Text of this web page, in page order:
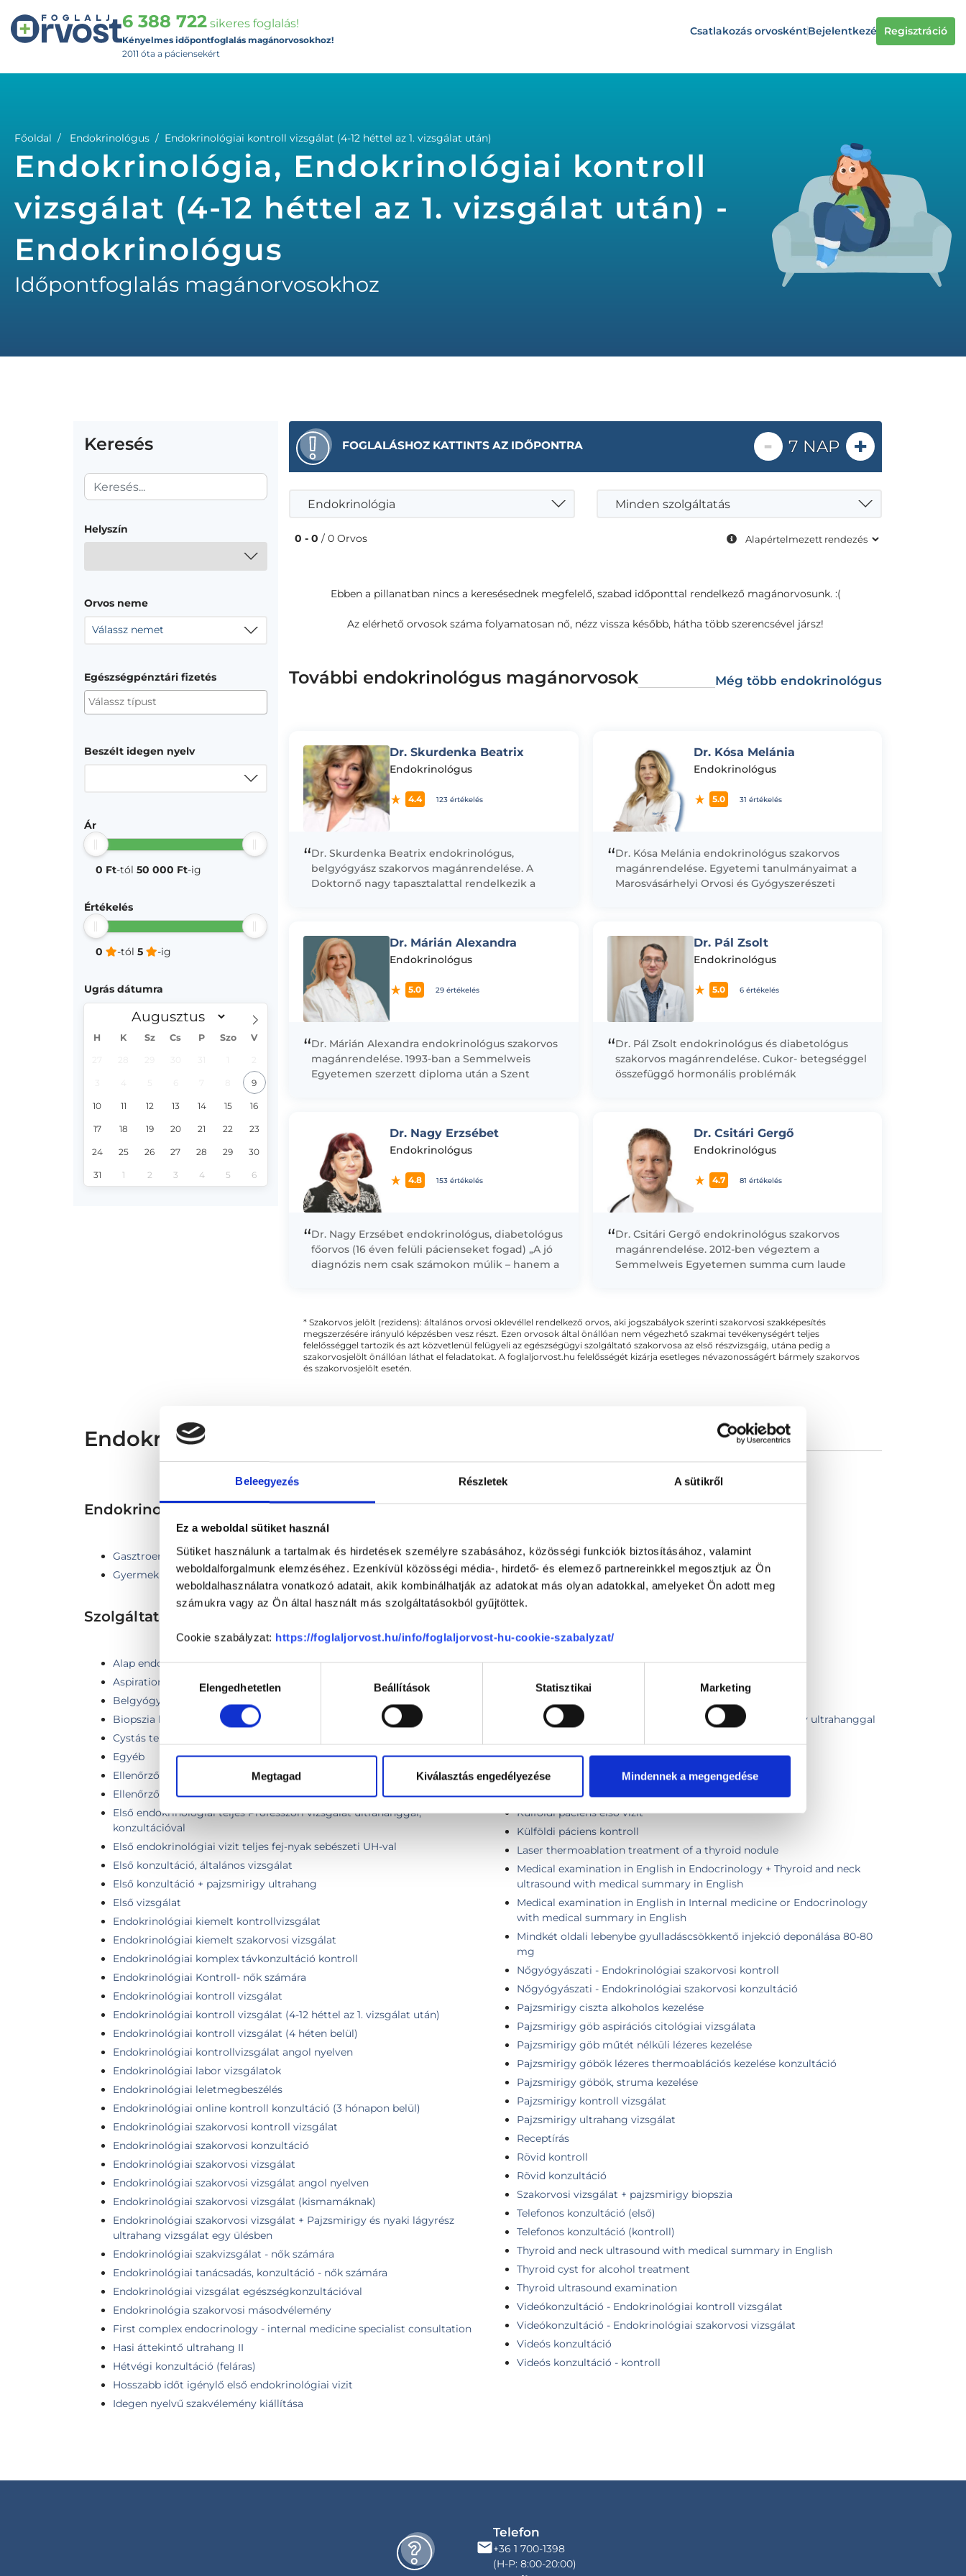
Beleegyezés Részletek A sütikről
Ez a weboldal sütiket használ
Sütiket használunk a tartalmak és hirdetések személyre szabásához, közösségi funkciók biztosításához, valamint
weboldalforgalmunk elemzéséhez. Ezenkívül közösségi média-, hirdető- és elemező partnereinkkel megosztjuk az Ön
weboldalhasználatra vonatkozó adatait, akik kombinálhatják az adatokat más olyan adatokkal, amelyeket Ön adott meg
számukra vagy az Ön által használt más szolgáltatásokból gyűjtöttek.
Cookie szabályzat: https://foglaljorvost.hu/info/foglaljorvost-hu-cookie-szabalyzat/
Hozzájárulás
kiválasztásaElengedhetetlen Beállítások Statisztikai Marketing
Megtagad Kiválasztás engedélyezése Mindennek a megengedése
6 388 722 sikeres foglalás!
Kényelmes időpontfoglalás magánorvosokhoz!
2011 óta a páciensekért
Csatlakozás orvoskéntBejelentkezés Regisztráció
Főoldal Endokrinológus Endokrinológiai kontroll vizsgálat (4-12 héttel az 1. vizsgálat után)
Endokrinológia, Endokrinológiai kontroll
vizsgálat (4-12 héttel az 1. vizsgálat után) -
Endokrinológus
Időpontfoglalás magánorvosokhoz
Keresés
Helyszín
Orvos neme
Válassz nemet
Egészségpénztári fizetés
Beszélt idegen nyelv
Ár
0 Ft-tól 50 000 Ft-ig
Értékelés
0 -tól 5 -ig
Ugrás dátumra
H K Sz Cs P Szo V
9
10 11 12 13 14 15 16
17 18 19 20 21 22 23
24 25 26 27 28 29 30
31 1 2 3 4 5 6
FOGLALÁSHOZ KATTINTS AZ IDŐPONTRA - 7 NAP +
Endokrinológia Minden szolgáltatás
0 - 0 / 0 Orvos
Ebben a pillanatban nincs a keresésednek megfelelő, szabad időponttal rendelkező magánorvosunk. :(
Az elérhető orvosok száma folyamatosan nő, nézz vissza később, hátha több szerencsével jársz!
További endokrinológus magánorvosok Még több endokrinológus
Dr. Skurdenka Beatrix
Endokrinológus
4.4 123 értékelés
“Dr. Skurdenka Beatrix endokrinológus,
belgyógyász szakorvos magánrendelése. A
Doktornő nagy tapasztalattal rendelkezik a
Dr. Kósa Melánia
Endokrinológus
5.0 31 értékelés
“Dr. Kósa Melánia endokrinológus szakorvos
magánrendelése. Egyetemi tanulmányaimat a
Marosvásárhelyi Orvosi és Gyógyszerészeti
Dr. Márián Alexandra
Endokrinológus
5.0 29 értékelés
“Dr. Márián Alexandra endokrinológus szakorvos
magánrendelése. 1993-ban a Semmelweis
Egyetemen szerzett diploma után a Szent
Dr. Pál Zsolt
Endokrinológus
5.0 6 értékelés
“Dr. Pál Zsolt endokrinológus és diabetológus
szakorvos magánrendelése. Cukor- betegséggel
összefüggő hormonális problémák
Dr. Nagy Erzsébet
Endokrinológus
4.8 153 értékelés
“Dr. Nagy Erzsébet endokrinológus, diabetológus
főorvos (16 éven felüli pácienseket fogad) „A jó
diagnózis nem csak számokon múlik – hanem a
Dr. Csitári Gergő
Endokrinológus
4.7 81 értékelés
“Dr. Csitári Gergő endokrinológus szakorvos
magánrendelése. 2012-ben végeztem a
Semmelweis Egyetemen summa cum laude
* Szakorvos jelölt (rezidens): általános orvosi oklevéllel rendelkező orvos, aki jogszabályok szerinti szakorvosi szakképesítés
megszerzésére irányuló képzésben vesz részt. Ezen orvosok által önállóan nem végezhető szakmai tevékenységért teljes
felelősséggel tartozik és azt közvetlenül felügyeli az egészségügyi szolgáltató szakorvosa az első részvizsgáig, utána pedig a
szakorvosjelölt önállóan láthat el feladatokat. A foglaljorvost.hu felelősségét kizárja esetleges névazonosságért bármely szakorvos
és szakorvosjelölt esetén.
Endokrinológus - Endokrinológia
Endokrinológia TERÜLETHEZ KAPCSOLÓDÓ SZAKTERÜLETEK
Gasztroenterológia
Gyermek endokrinológia
Nőgyógyászat
Szolgáltatások
Alap endokrinológiai labor
Aspiration cytology (fine needle biopsy) - thyroid nodule
Belgyógyászati kontroll vizsgálat (4 héten belül)
Biopszia kenet számtől független
Cystás területek leszívása összeragasztása szövetragsztóval
Egyéb
Ellenőrző vizsgálat
Ellenőrző vizsgálat + pajzsmirigy ultrahang
Első endokrinológiai teljes Professzori vizsgálat ultrahanggal,
konzultációval
Első endokrinológiai vizit teljes fej-nyak sebészeti UH-val
Első konzultáció, általános vizsgálat
Első konzultáció + pajzsmirigy ultrahang
Első vizsgálat
Endokrinológiai kiemelt kontrollvizsgálat
Endokrinológiai kiemelt szakorvosi vizsgálat
Endokrinológiai komplex távkonzultáció kontroll
Endokrinológiai Kontroll- nők számára
Endokrinológiai kontroll vizsgálat
Endokrinológiai kontroll vizsgálat (4-12 héttel az 1. vizsgálat után)
Endokrinológiai kontroll vizsgálat (4 héten belül)
Endokrinológiai kontrollvizsgálat angol nyelven
Endokrinológiai labor vizsgálatok
Endokrinológiai leletmegbeszélés
Endokrinológiai online kontroll konzultáció (3 hónapon belül)
Endokrinológiai szakorvosi kontroll vizsgálat
Endokrinológiai szakorvosi konzultáció
Endokrinológiai szakorvosi vizsgálat
Endokrinológiai szakorvosi vizsgálat angol nyelven
Endokrinológiai szakorvosi vizsgálat (kismamáknak)
Endokrinológiai szakorvosi vizsgálat + Pajzsmirigy és nyaki lágyrész
ultrahang vizsgálat egy ülésben
Endokrinológiai szakvizsgálat - nők számára
Endokrinológiai tanácsadás, konzultáció - nők számára
Endokrinológiai vizsgálat egészségkonzultációval
Endokrinológia szakorvosi másodvélemény
First complex endocrinology - internal medicine specialist consultation
Hasi áttekintő ultrahang II
Hétvégi konzultáció (feláras)
Hosszabb időt igénylő első endokrinológiai vizit
Idegen nyelvű szakvélemény kiállítása
Infúziós kezelés
Kismedencei ultrahang II
Komplex endokrinológiai szakorvosi vizsgálat pajzsmirigy ultrahanggal
Komplex pajzsmirigy vizsgálat
Kontroll vizsgálat
Kontroll vizsgálat + pajzsmirigy biopszia
Külföldi páciens első vizit
Külföldi páciens kontroll
Laser thermoablation treatment of a thyroid nodule
Medical examination in English in Endocrinology + Thyroid and neck
ultrasound with medical summary in English
Medical examination in English in Internal medicine or Endocrinology
with medical summary in English
Mindkét oldali lebenybe gyulladáscsökkentő injekció deponálása 80-80
mg
Nőgyógyászati - Endokrinológiai szakorvosi kontroll
Nőgyógyászati - Endokrinológiai szakorvosi konzultáció
Pajzsmirigy ciszta alkoholos kezelése
Pajzsmirigy göb aspirációs citológiai vizsgálata
Pajzsmirigy göb műtét nélküli lézeres kezelése
Pajzsmirigy göbök lézeres thermoablációs kezelése konzultáció
Pajzsmirigy göbök, struma kezelése
Pajzsmirigy kontroll vizsgálat
Pajzsmirigy ultrahang vizsgálat
Receptírás
Rövid kontroll
Rövid konzultáció
Szakorvosi vizsgálat + pajzsmirigy biopszia
Telefonos konzultáció (első)
Telefonos konzultáció (kontroll)
Thyroid and neck ultrasound with medical summary in English
Thyroid cyst for alcohol treatment
Thyroid ultrasound examination
Videókonzultáció - Endokrinológiai kontroll vizsgálat
Videókonzultáció - Endokrinológiai szakorvosi vizsgálat
Videós konzultáció
Videós konzultáció - kontroll
Telefon
+36 1 700-1398
(H-P: 8:00-20:00)